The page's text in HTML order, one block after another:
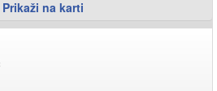
Prikaži na karti